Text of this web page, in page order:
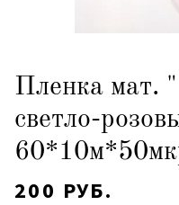
Пленка мат.
светло-
200 РУБ.